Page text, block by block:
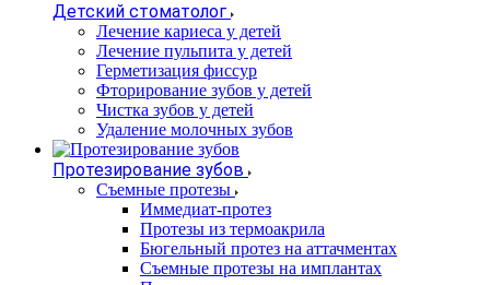
Детский стоматолог
Лечение кариеса у детей
Лечение пульпита у детей
Герметизация фиссур
Фторирование зубов у детей
Чистка зубов у детей
Удаление молочных зубов
Протезирование зубов
Съемные протезы
Иммедиат-протез
Протезы из термоакрила
Бюгельный протез на аттачментах
Съемные протезы на имплантах